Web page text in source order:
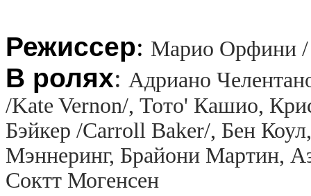
Режиссер: Марио Орфини
В ролях: Адриано
/Kate Vernon/, Тото' Кашио,
Бэйкер /Carroll Baker/, Бен
Мэннеринг, Брайони Мартин,
Соктт Могенсен